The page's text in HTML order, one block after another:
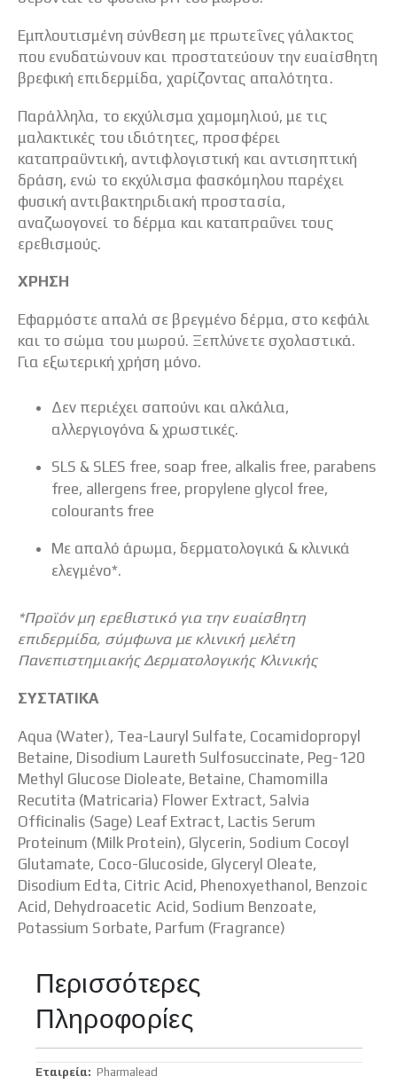
Εμπλουτισμένη σύνθεση με πρωτεΐνες γάλακτος
που ενυδατώνουν και προστατεύουν την ευαίσθητη
βρεφική επιδερμίδα, χαρίζοντας απαλότητα.
Παράλληλα, το εκχύλισμα χαμομηλιού, με τις
μαλακτικές του ιδιότητες, προσφέρει
καταπραϋντική, αντιφλογιστική και αντισηπτική
δράση, ενώ το εκχύλισμα φασκόμηλου παρέχει
φυσική αντιβακτηριδιακή προστασία,
αναζωογονεί το δέρμα και καταπραΰνει τους
ερεθισμούς.
ΧΡΗΣΗ
Εφαρμόστε απαλά σε βρεγμένο δέρμα, στο κεφάλι
και το σώμα του μωρού. Ξεπλύνετε σχολαστικά.
Για εξωτερική χρήση μόνο.
Δεν περιέχει σαπούνι και αλκάλια,
αλλεργιογόνα & χρωστικές.
SLS & SLES free, soap free, alkalis free, parabens
free, allergens free, propylene glycol free,
colourants free​
Με απαλό άρωμα, δερματολογικά & κλινικά
ελεγμένο*.
*Προϊόν μη ερεθιστικό για την ευαίσθητη
επιδερμίδα, σύμφωνα με κλινική μελέτη
Πανεπιστημιακής Δερματολογικής Κλινικής
ΣΥΣΤΑΤΙΚΑ
Aqua (Water), Tea-Lauryl Sulfate, Cocamidopropyl
Betaine, Disodium Laureth Sulfosuccinate, Peg-120
Methyl Glucose Dioleate, Betaine, Chamomilla
Recutita (Matricaria) Flower Extract, Salvia
Officinalis (Sage) Leaf Extract, Lactis Serum
Proteinum (Milk Protein), Glycerin, Sodium Cocoyl
Glutamate, Coco-Glucoside, Glyceryl Oleate,
Disodium Edta, Citric Acid, Phenoxyethanol, Benzoic
Acid, Dehydroacetic Acid, Sodium Benzoate,
Potassium Sorbate, Parfum (Fragrance)
Περισσότερες
Πληροφορίες
ΠερισσότερεςPharmalead